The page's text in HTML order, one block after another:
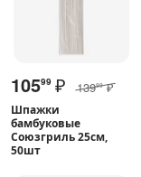
10599 ₽ 13999 ₽
Шпажки
бамбуковые
Союзгриль 25см,
50шт